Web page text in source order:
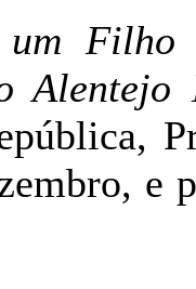
Filho
Alentejo
e